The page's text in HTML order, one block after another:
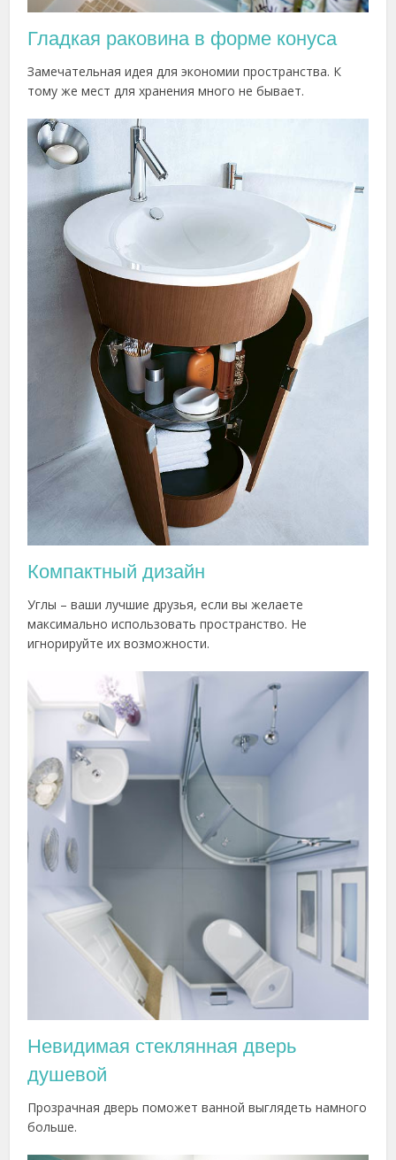
Гладкая раковина в форме конуса
Замечательная идея для экономии пространства. К
тому же мест для хранения много не бывает.
Компактный дизайн
Углы – ваши лучшие друзья, если вы желаете
максимально использовать пространство. Не
игнорируйте их возможности.
Невидимая стеклянная дверь
душевой
Прозрачная дверь поможет ванной выглядеть намного
больше.